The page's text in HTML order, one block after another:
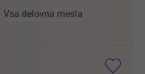
Vsa delovna mesta